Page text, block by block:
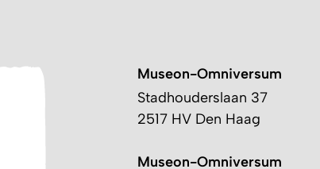
Museon-Omniversum
Stadhouderslaan 37
2517 HV Den Haag
Museon-Omniversum